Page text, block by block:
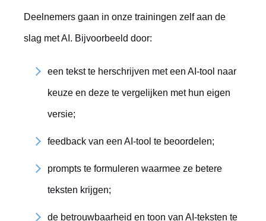
Deelnemers gaan in onze trainingen zelf aan de
slag met AI. Bijvoorbeeld door:
een tekst te herschrijven met een AI-tool naar
keuze en deze te vergelijken met hun eigen
versie;
feedback van een AI-tool te beoordelen;
prompts te formuleren waarmee ze betere
teksten krijgen;
de betrouwbaarheid en toon van AI-teksten te